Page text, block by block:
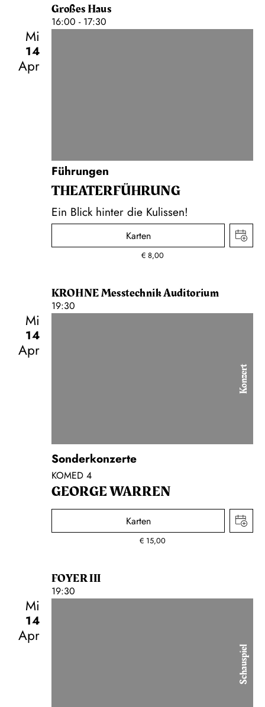
Großes Haus
16:00 - 17:30
Mi
14
Apr
Führungen
THEATER­FÜHR­UNG
Ein Blick hinter die Kulissen!
Karten
€ 8,00
KROHNE Messtechnik Auditorium
19:30
Mi
14
Apr
Konzert
Sonderkonzerte
KOMED 4
GEORGE WARREN
Karten
€ 15,00
FOYER III
19:30
Mi
14
Apr
Schauspiel